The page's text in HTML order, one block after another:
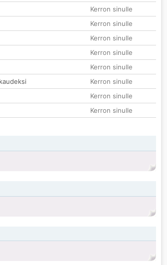
Kerron sinulle
Kerron sinulle
Kerron sinulle
Kerron sinulle
Kerron sinulle
Kerron sinulle
Kerron sinulle
Kerron sinulle